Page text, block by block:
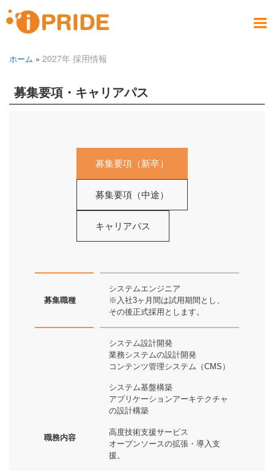
ン
ツ
ュ
く
ず
ホーム 2027年 採用情報
募集要項・キャリアパス
募集要項（新卒）
募集要項（中途）
キャリアパス
募集職種
システムエンジニア
※入社3ヶ月間は試用期間とし、
その後正式採用とします。
職務内容
システム設計開発
業務システムの設計開発
コンテンツ管理システム（CMS）
システム基盤構築
アプリケーションアーキテクチャ
の設計構築
高度技術支援サービス
オープンソースの拡張・導入支
援。